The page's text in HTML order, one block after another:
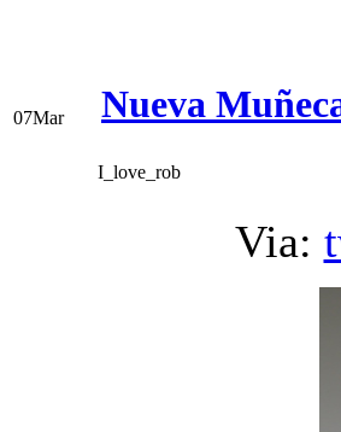
07Mar Nueva
I_love_rob
Via: